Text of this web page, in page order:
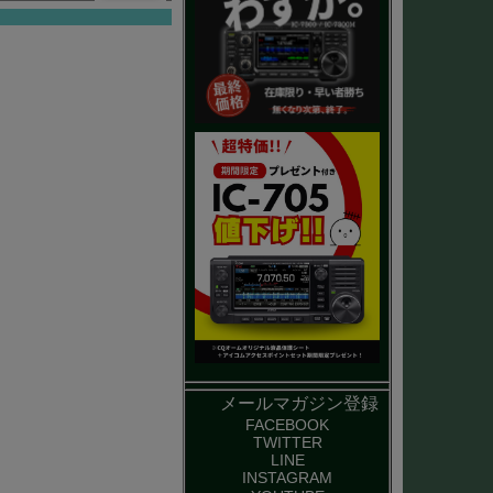
メールマガジン登録
FACEBOOK
TWITTER
LINE
INSTAGRAM